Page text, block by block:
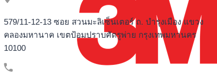
579/11-12-13 ซอย สวนมะลิเซ็นเตอร์ ถ. บำรุงเมือง แขวง
คลองมหานาค เขตป้อมปราบศัตรูพ่าย กรุงเทพมหานคร
10100